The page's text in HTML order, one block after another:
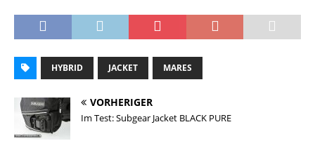
HYBRID JACKET MARES
VORHERIGER
Im Test: Subgear Jacket BLACK PURE